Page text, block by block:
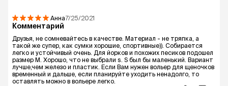
Анна7/25/2021
Комментарий
Друзья, не сомневайтесь в качестве. Материал - не тряпка, а
такой же супер, как сумки хорошие, спортивные)). Собирается
легко и устойчивый очень. Для йорков и похожих песиков подошел
размер M. Хорошо, что не выбрали s. S был бы маленький. Вариант
лучше,чем железо и пластик. Если Вам нужен вольер для щеночков
временный и дальше, если планируйте уходить ненадолго, то
оставлять можно в вольере легко.